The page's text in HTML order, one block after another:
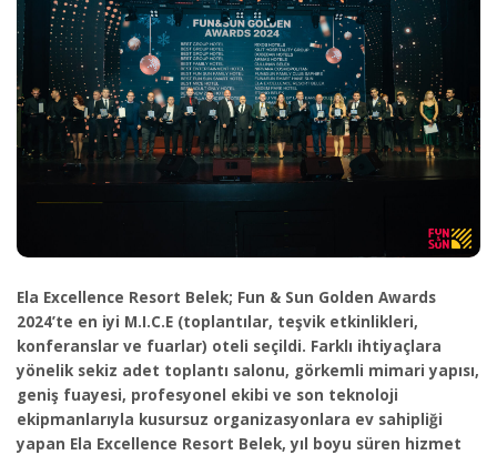
Ela Excellence Resort Belek; Fun & Sun Golden Awards
2024’te en iyi M.I.C.E (toplantılar, teşvik etkinlikleri,
konferanslar ve fuarlar) oteli seçildi. Farklı ihtiyaçlara
yönelik sekiz adet toplantı salonu, görkemli mimari yapısı,
geniş fuayesi, profesyonel ekibi ve son teknoloji
ekipmanlarıyla kusursuz organizasyonlara ev sahipliği
yapan Ela Excellence Resort Belek, yıl boyu süren hizmet